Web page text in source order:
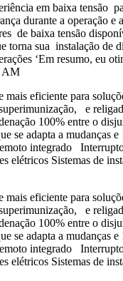
em baixa
durante a operação
de baixa tensão
torna sua instalação
‘Em resumo,
AM
mais eficiente para
e
100% entre o
se adapta a
integrado
elétricos Sistemas de
mais eficiente para
e
100% entre o
se adapta a
integrado
elétricos Sistemas de